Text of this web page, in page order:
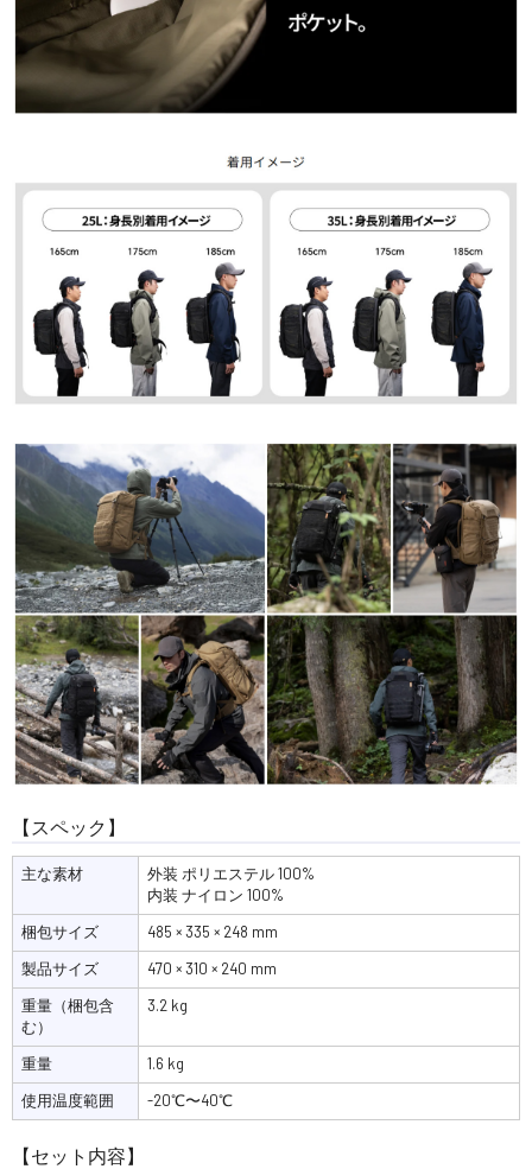
【スペック】
主な素材
外装 ポリエステル 100%
内装 ナイロン 100%
梱包サイズ
485 × 335 × 248 mm
製品サイズ
470 × 310 × 240 mm
重量（梱包含
む）
3.2 kg
重量
1.6 kg
使用温度範囲
-20℃〜40℃
【セット内容】